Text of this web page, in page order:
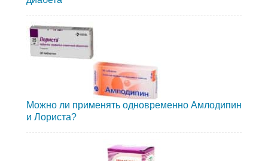
Можно ли применять одновременно Амлодипин
и Лориста?